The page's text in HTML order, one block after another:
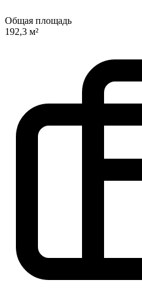
Общая площадь
192,3 м²